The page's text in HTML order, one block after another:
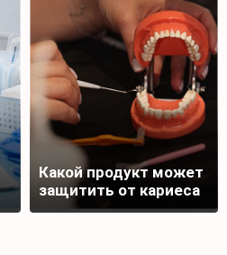
Какой продукт может
защитить от кариеса